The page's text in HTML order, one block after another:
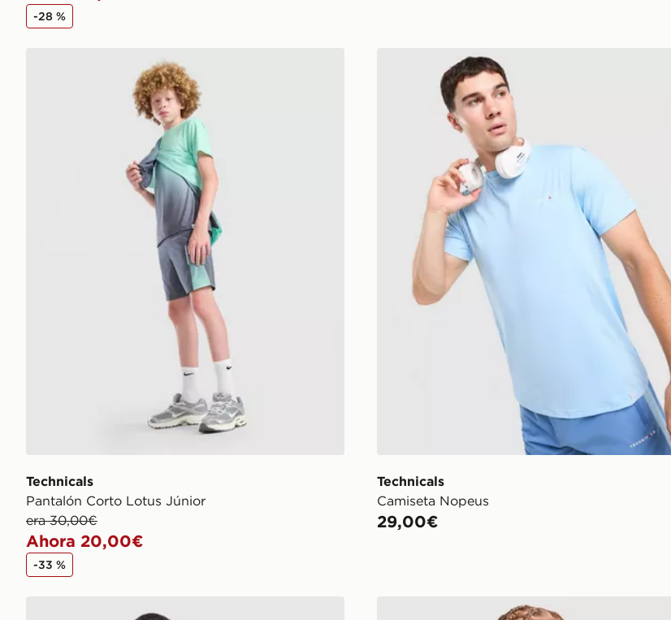
-28 %
Technicals Pantalón Corto Lotus Júnior
Technicals
Pantalón Corto Lotus Júnior
era 30,00€
Ahora 20,00€
-33 %
Technicals Camiseta Nopeus
Technicals
Camiseta Nopeus
29,00€
Technicals Camiseta Nopeus